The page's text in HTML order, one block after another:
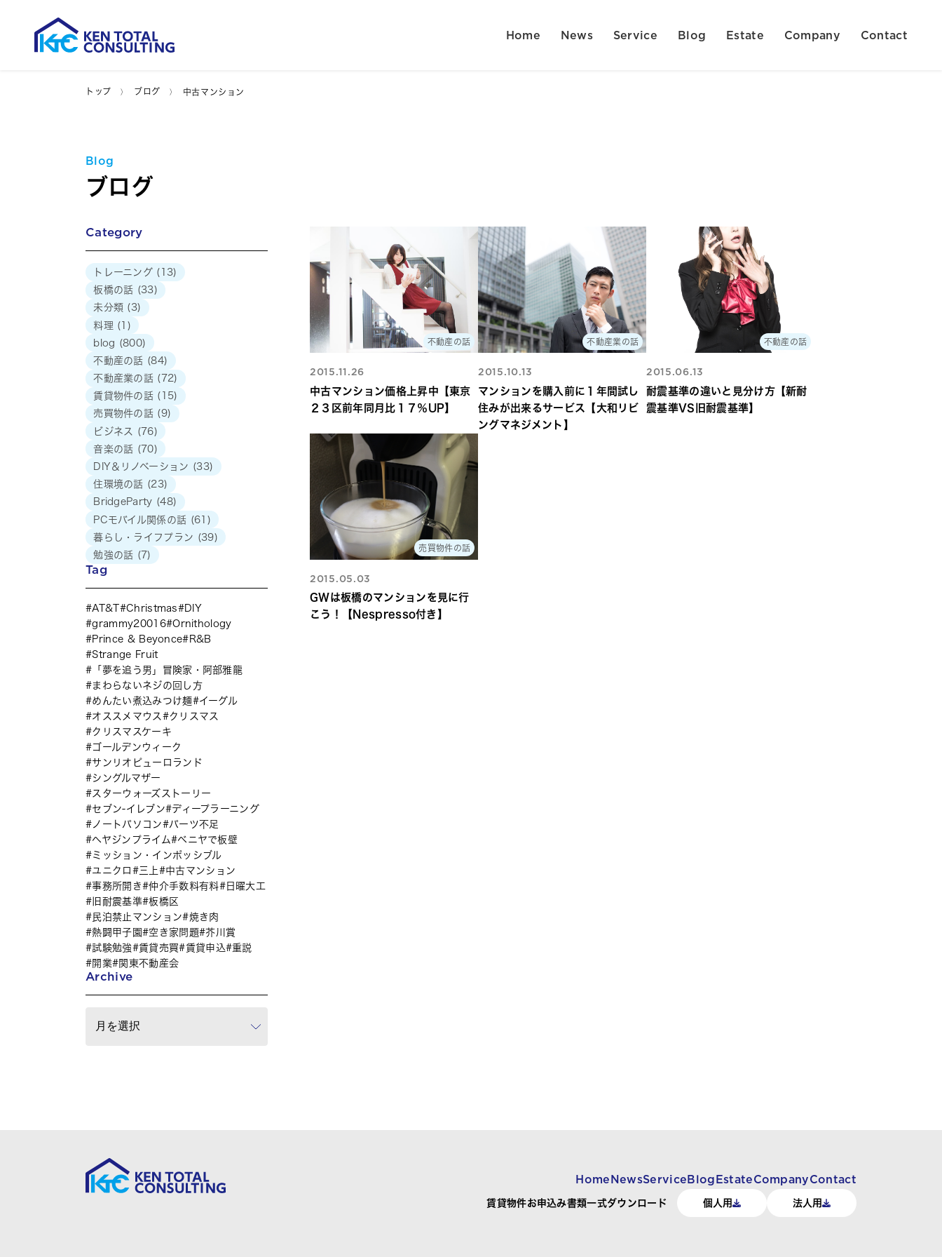
Home News Service Blog Estate Company Contact
トップ ブログ 中古マンション
Blog
ブログ
不動産の話
2015.11.26
中古マンション価格上昇中【東京
２３区前年同月比１７％UP】
不動産業の話
2015.10.13
マンションを購入前に１年間試し
住みが出来るサービス【大和リビ
ングマネジメント】
不動産の話
2015.06.13
耐震基準の違いと見分け方【新耐
震基準VS旧耐震基準】
売買物件の話
2015.05.03
GWは板橋のマンションを見に行
こう！【Nespresso付き】
Category
トレーニング (13)
板橋の話 (33)
未分類 (3)
料理 (1)
blog (800)
不動産の話 (84)
不動産業の話 (72)
賃貸物件の話 (15)
売買物件の話 (9)
ビジネス
(76)
音楽の話 (70)
DIY＆リノベーション (33)
住環境の話 (23)
BridgeParty (48)
PCモバイル関係の話 (61)
暮らし・ライフプラン (39)
勉強の話 (7)
Tag
AT&T Christmas
DIY
grammy20016
Ornithology
Prince & Beyonce
R&B
Strange Fruit
「夢を追う男」冒険家・阿部雅龍
まわらないネジの回し方
めんたい煮込みつけ麺
イーグル
オススメマウス
クリスマス
クリスマスケーキ
ゴールデンウィーク
サンリオピューロランド
シングルマザー
スターウォーズストーリー
セブン-イレブン
ディープラーニング
ノートパソコン
パーツ不足
ヘヤジンプライム
ベニヤで板壁
ミッション・インポッシブル
ユニクロ
三上
中古マンション
事務所開き
仲介手数料有料
日曜大工
旧耐震基準
板橋区
民泊禁止マンション
焼き肉
熱闘甲子園
空き家問題
芥川賞
試験勉強
賃貸売買 賃貸申込
重説
開業
関東不動産会
Archive
HomeNewsServiceBlogEstateCompanyContact
賃貸物件お申込み書類一式ダウンロード 個人用 法人用